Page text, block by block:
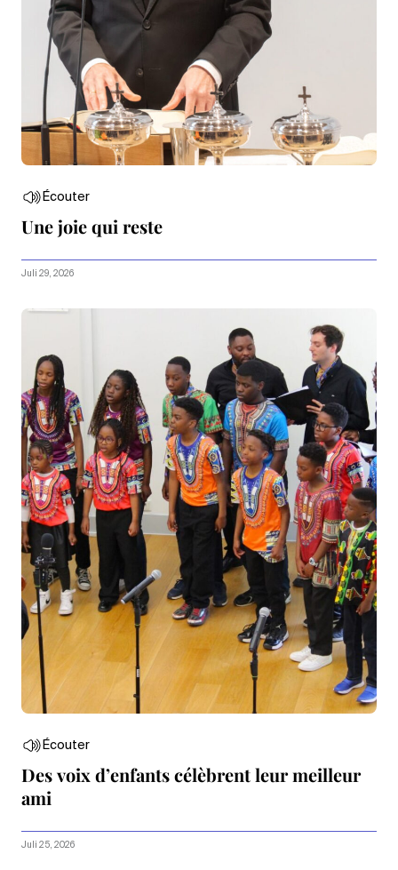
Écouter
Une joie qui reste
Juli 29, 2026
Écouter
Des voix d’enfants célèbrent leur meilleur
ami
Juli 25, 2026